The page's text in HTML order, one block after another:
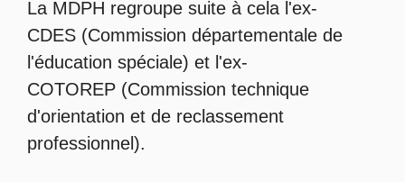
La MDPH regroupe suite à cela l'ex-
CDES (Commission départementale de
l'éducation spéciale) et l'ex-
COTOREP (Commission technique
d'orientation et de reclassement
professionnel).